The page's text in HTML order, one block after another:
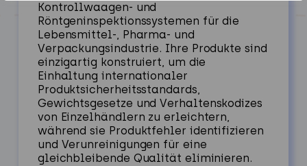
Kontrollwaagen- und
Röntgeninspektionssystemen für die
Lebensmittel-, Pharma- und
Verpackungsindustrie. Ihre Produkte sind
einzigartig konstruiert, um die
Einhaltung internationaler
Produktsicherheitsstandards,
Gewichtsgesetze und Verhaltenskodizes
von Einzelhändlern zu erleichtern,
während sie Produktfehler identifizieren
und Verunreinigungen für eine
gleichbleibende Qualität eliminieren.